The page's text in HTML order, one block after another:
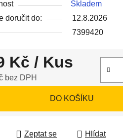
Skladem
doručit do:
12.8.2026
7399420
Kč / Kus
bez DPH
DO KOŠÍKU
Zeptat se
Hlídat